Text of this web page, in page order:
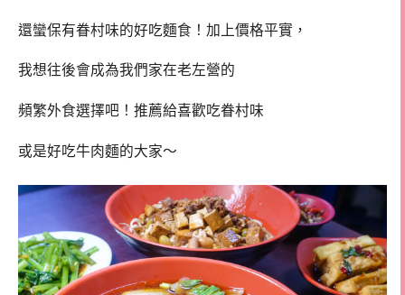
還蠻保有眷村味的好吃麵食！加上價格平實，
我想往後會成為我們家在老左營的
頻繁外食選擇吧！推薦給喜歡吃眷村味
或是好吃牛肉麵的大家～